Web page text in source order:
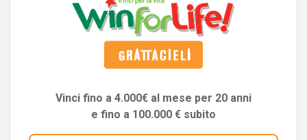
Vinci fino a 4.000€ al mese per 20 anni
e fino a 100.000 € subito